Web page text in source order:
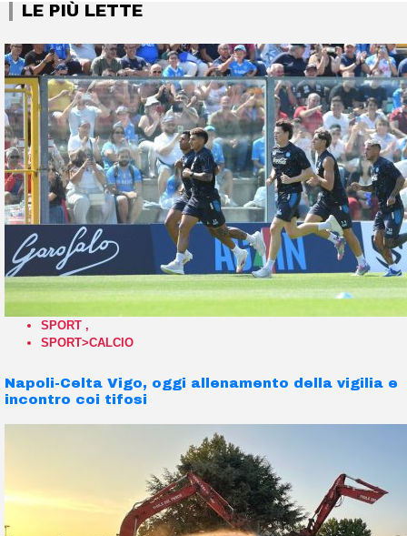
LE PIÙ LETTE
SPORT ,
SPORT>CALCIO
Napoli-Celta Vigo, oggi allenamento della vigilia e
incontro coi tifosi